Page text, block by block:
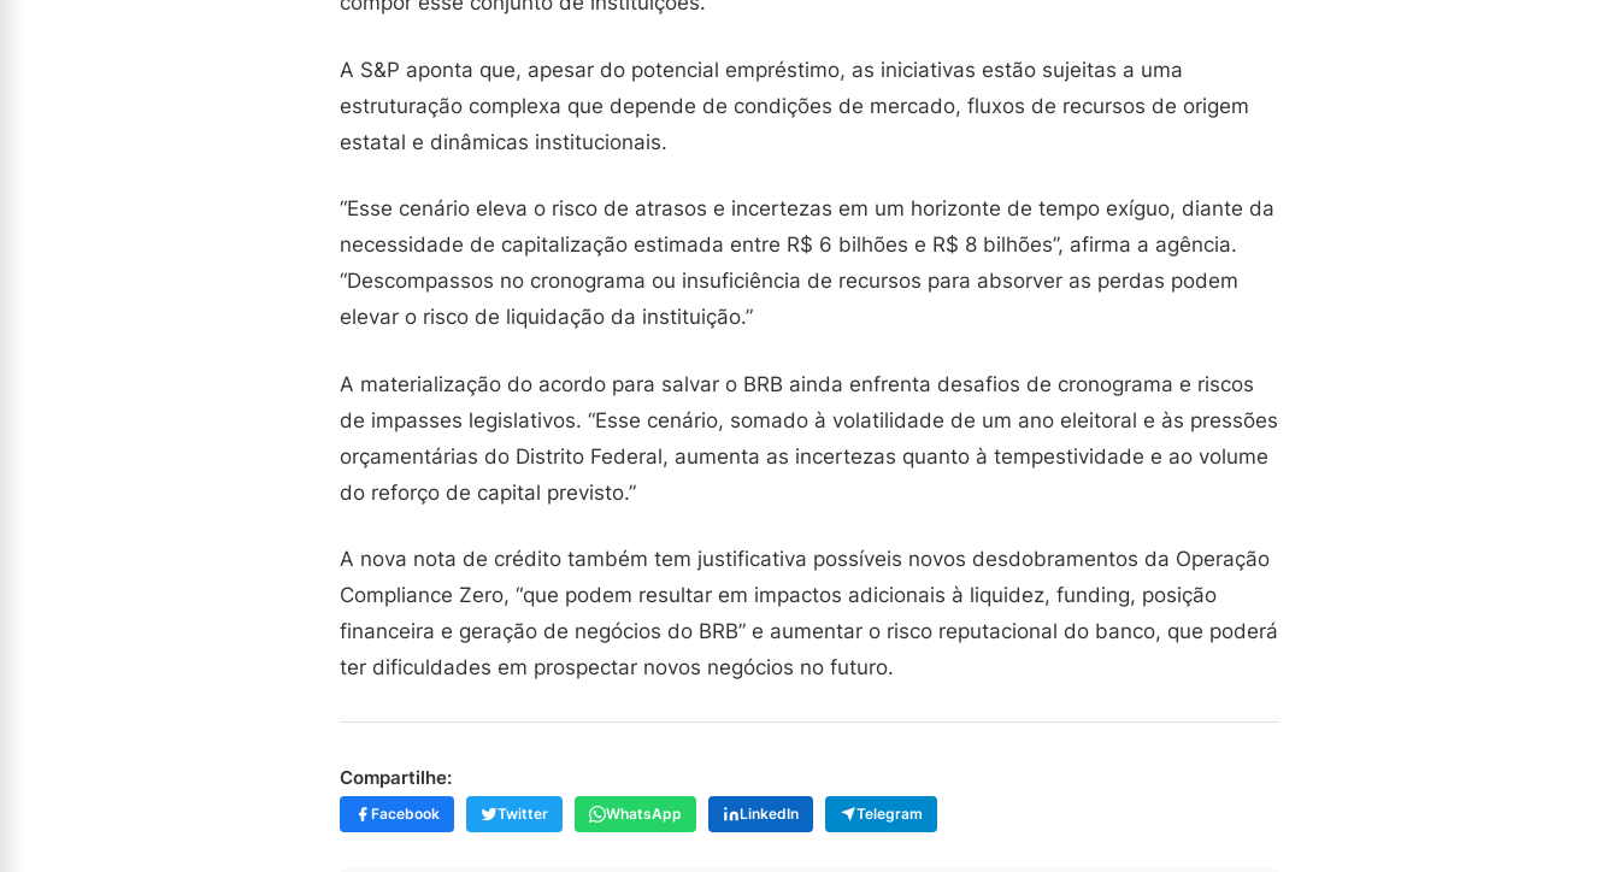
A S&P aponta que, apesar do potencial empréstimo, as iniciativas estão sujeitas a uma
estruturação complexa que depende de condições de mercado, fluxos de recursos de origem
estatal e dinâmicas institucionais.
“Esse cenário eleva o risco de atrasos e incertezas em um horizonte de tempo exíguo, diante da
necessidade de capitalização estimada entre R$ 6 bilhões e R$ 8 bilhões”, afirma a agência.
“Descompassos no cronograma ou insuficiência de recursos para absorver as perdas podem
elevar o risco de liquidação da instituição.”
A materialização do acordo para salvar o BRB ainda enfrenta desafios de cronograma e riscos
de impasses legislativos. “Esse cenário, somado à volatilidade de um ano eleitoral e às pressões
orçamentárias do Distrito Federal, aumenta as incertezas quanto à tempestividade e ao volume
do reforço de capital previsto.”
A nova nota de crédito também tem justificativa possíveis novos desdobramentos da Operação
Compliance Zero, “que podem resultar em impactos adicionais à liquidez, funding, posição
financeira e geração de negócios do BRB” e aumentar o risco reputacional do banco, que poderá
ter dificuldades em prospectar novos negócios no futuro.
Compartilhe:
Facebook Twitter WhatsApp LinkedIn Telegram